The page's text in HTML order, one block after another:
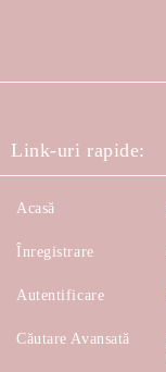
Link-uri rapide:
Acasă
Înregistrare
Autentificare
Căutare Avansată